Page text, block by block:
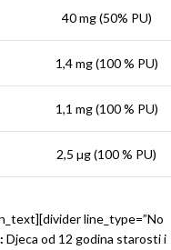
40 mg (50% PU)
1,4 mg (100 % PU)
1,1 mg (100 % PU)
2,5 µg (100 % PU)
line_type=”No
Djeca od 12 godina starosti i